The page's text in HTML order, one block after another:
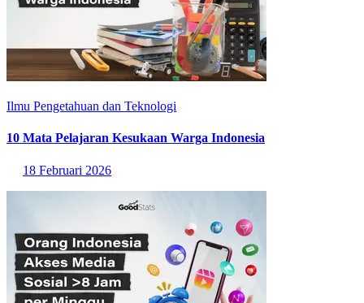
Ilmu Pengetahuan dan Teknologi
10 Mata Pelajaran Kesukaan Warga Indonesia
18 Februari 2026